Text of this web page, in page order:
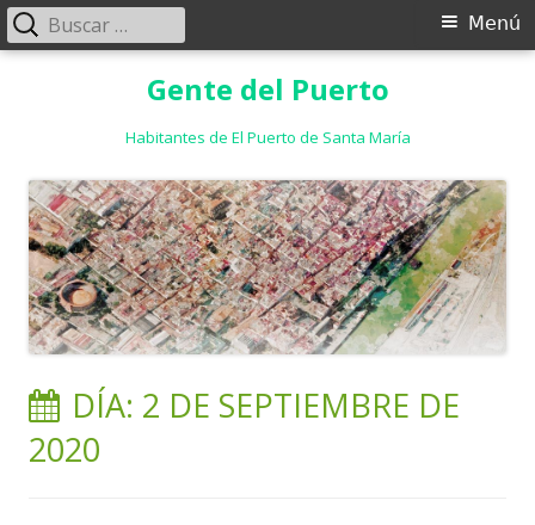
Gente del Puerto
Habitantes de El Puerto de Santa María
Menú
Menú
Buscar:
DÍA: 2 DE SEPTIEMBRE DE
2020